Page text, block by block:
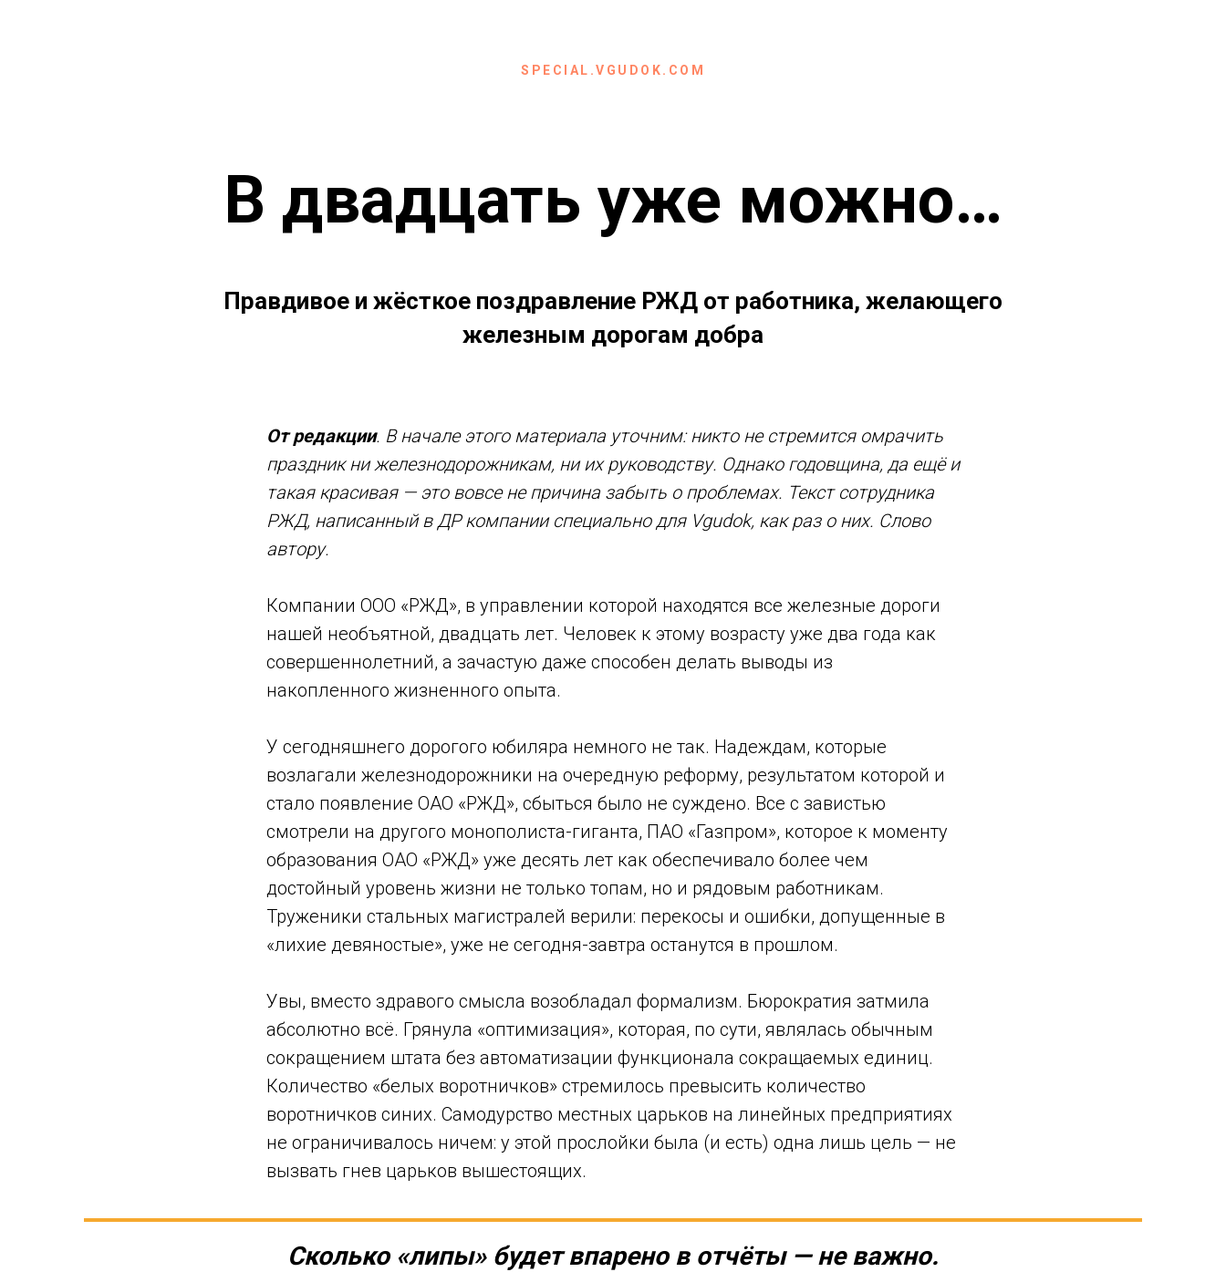
SPECIAL.VGUDOK.COM
В двадцать уже можно…
Правдивое и жёсткое поздравление РЖД от работника, желающего
железным дорогам добра
От редакции. В начале этого материала уточним: никто не стремится омрачить
праздник ни железнодорожникам, ни их руководству. Однако годовщина, да ещё и
такая красивая — это вовсе не причина забыть о проблемах. Текст сотрудника
РЖД, написанный в ДР компании специально для Vgudok, как раз о них. Слово
автору.
Компании ООО «РЖД», в управлении которой находятся все железные дороги
нашей необъятной, двадцать лет. Человек к этому возрасту уже два года как
совершеннолетний, а зачастую даже способен делать выводы из
накопленного жизненного опыта.
У сегодняшнего дорогого юбиляра немного не так. Надеждам, которые
возлагали железнодорожники на очередную реформу, результатом которой и
стало появление ОАО «РЖД», сбыться было не суждено. Все с завистью
смотрели на другого монополиста-гиганта, ПАО «Газпром», которое к моменту
образования ОАО «РЖД» уже десять лет как обеспечивало более чем
достойный уровень жизни не только топам, но и рядовым работникам.
Труженики стальных магистралей верили: перекосы и ошибки, допущенные в
«лихие девяностые», уже не сегодня-завтра останутся в прошлом.
Увы, вместо здравого смысла возобладал формализм. Бюрократия затмила
абсолютно всё. Грянула «оптимизация», которая, по сути, являлась обычным
сокращением штата без автоматизации функционала сокращаемых единиц.
Количество «белых воротничков» стремилось превысить количество
воротничков синих. Самодурство местных царьков на линейных предприятиях
не ограничивалось ничем: у этой прослойки была (и есть) одна лишь цель — не
вызвать гнев царьков вышестоящих.
Сколько «липы» будет впарено в отчёты — не важно.